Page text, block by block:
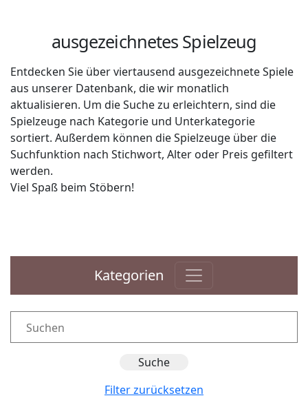
ausgezeichnetes Spielzeug
Entdecken Sie über viertausend ausgezeichnete Spiele
aus unserer Datenbank, die wir monatlich
aktualisieren. Um die Suche zu erleichtern, sind die
Spielzeuge nach Kategorie und Unterkategorie
sortiert. Außerdem können die Spielzeuge über die
Suchfunktion nach Stichwort, Alter oder Preis gefiltert
werden.
Viel Spaß beim Stöbern!
Kategorien
Filter zurücksetzen